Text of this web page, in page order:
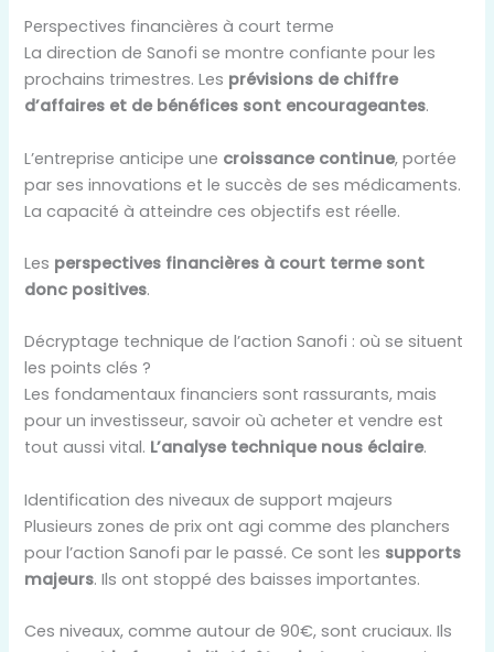
Perspectives financières à court terme
La direction de Sanofi se montre confiante pour les
prochains trimestres. Les prévisions de chiffre
d’affaires et de bénéfices sont encourageantes.
L’entreprise anticipe une croissance continue, portée
par ses innovations et le succès de ses médicaments.
La capacité à atteindre ces objectifs est réelle.
Les perspectives financières à court terme sont
donc positives.
Décryptage technique de l’action Sanofi : où se situent
les points clés ?
Les fondamentaux financiers sont rassurants, mais
pour un investisseur, savoir où acheter et vendre est
tout aussi vital. L’analyse technique nous éclaire.
Identification des niveaux de support majeurs
Plusieurs zones de prix ont agi comme des planchers
pour l’action Sanofi par le passé. Ce sont les supports
majeurs. Ils ont stoppé des baisses importantes.
Ces niveaux, comme autour de 90€, sont cruciaux. Ils